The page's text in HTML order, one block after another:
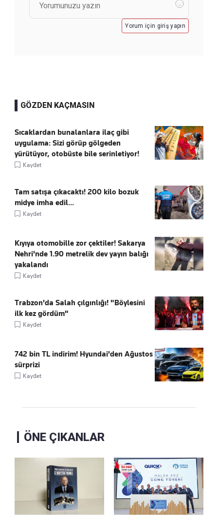
Yorum için giriş yapın
GÖZDEN KAÇMASIN
Sıcaklardan bunalanlara ilaç gibi
uygulama: Sizi görüp gölgeden
yürütüyor, otobüste bile serinletiyor!
Kaydet
Tam satışa çıkacaktı! 200 kilo bozuk
midye imha edil...
Kaydet
Kıyıya otomobille zor çektiler! Sakarya
Nehri'nde 1.90 metrelik dev yayın balığı
yakalandı
Kaydet
Trabzon'da Salah çılgınlığı! "Böylesini
ilk kez gördüm"
Kaydet
742 bin TL indirim! Hyundai'den Ağustos
sürprizi
Kaydet
ÖNE ÇIKANLAR